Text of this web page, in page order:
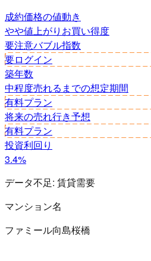
成約価格の値動き
やや値上がり お買い得度
要注意バブル指数
要ログイン
築年数
中程度売れるまでの想定期間
有料プラン
将来の売れ行き予想
有料プラン
投資利回り
3.4%
データ不足: 賃貸需要
マンション名
ファミール向島桜橋